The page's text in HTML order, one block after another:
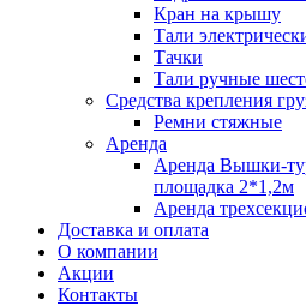
Кран на крышу
Тали
Тачки
Тали ручные
Средства крепления
Ремни стяжные
Аренда
Аренда Вышки-
площадка 2*1,2м
Аренда
Доставка и оплата
О компании
Акции
Контакты